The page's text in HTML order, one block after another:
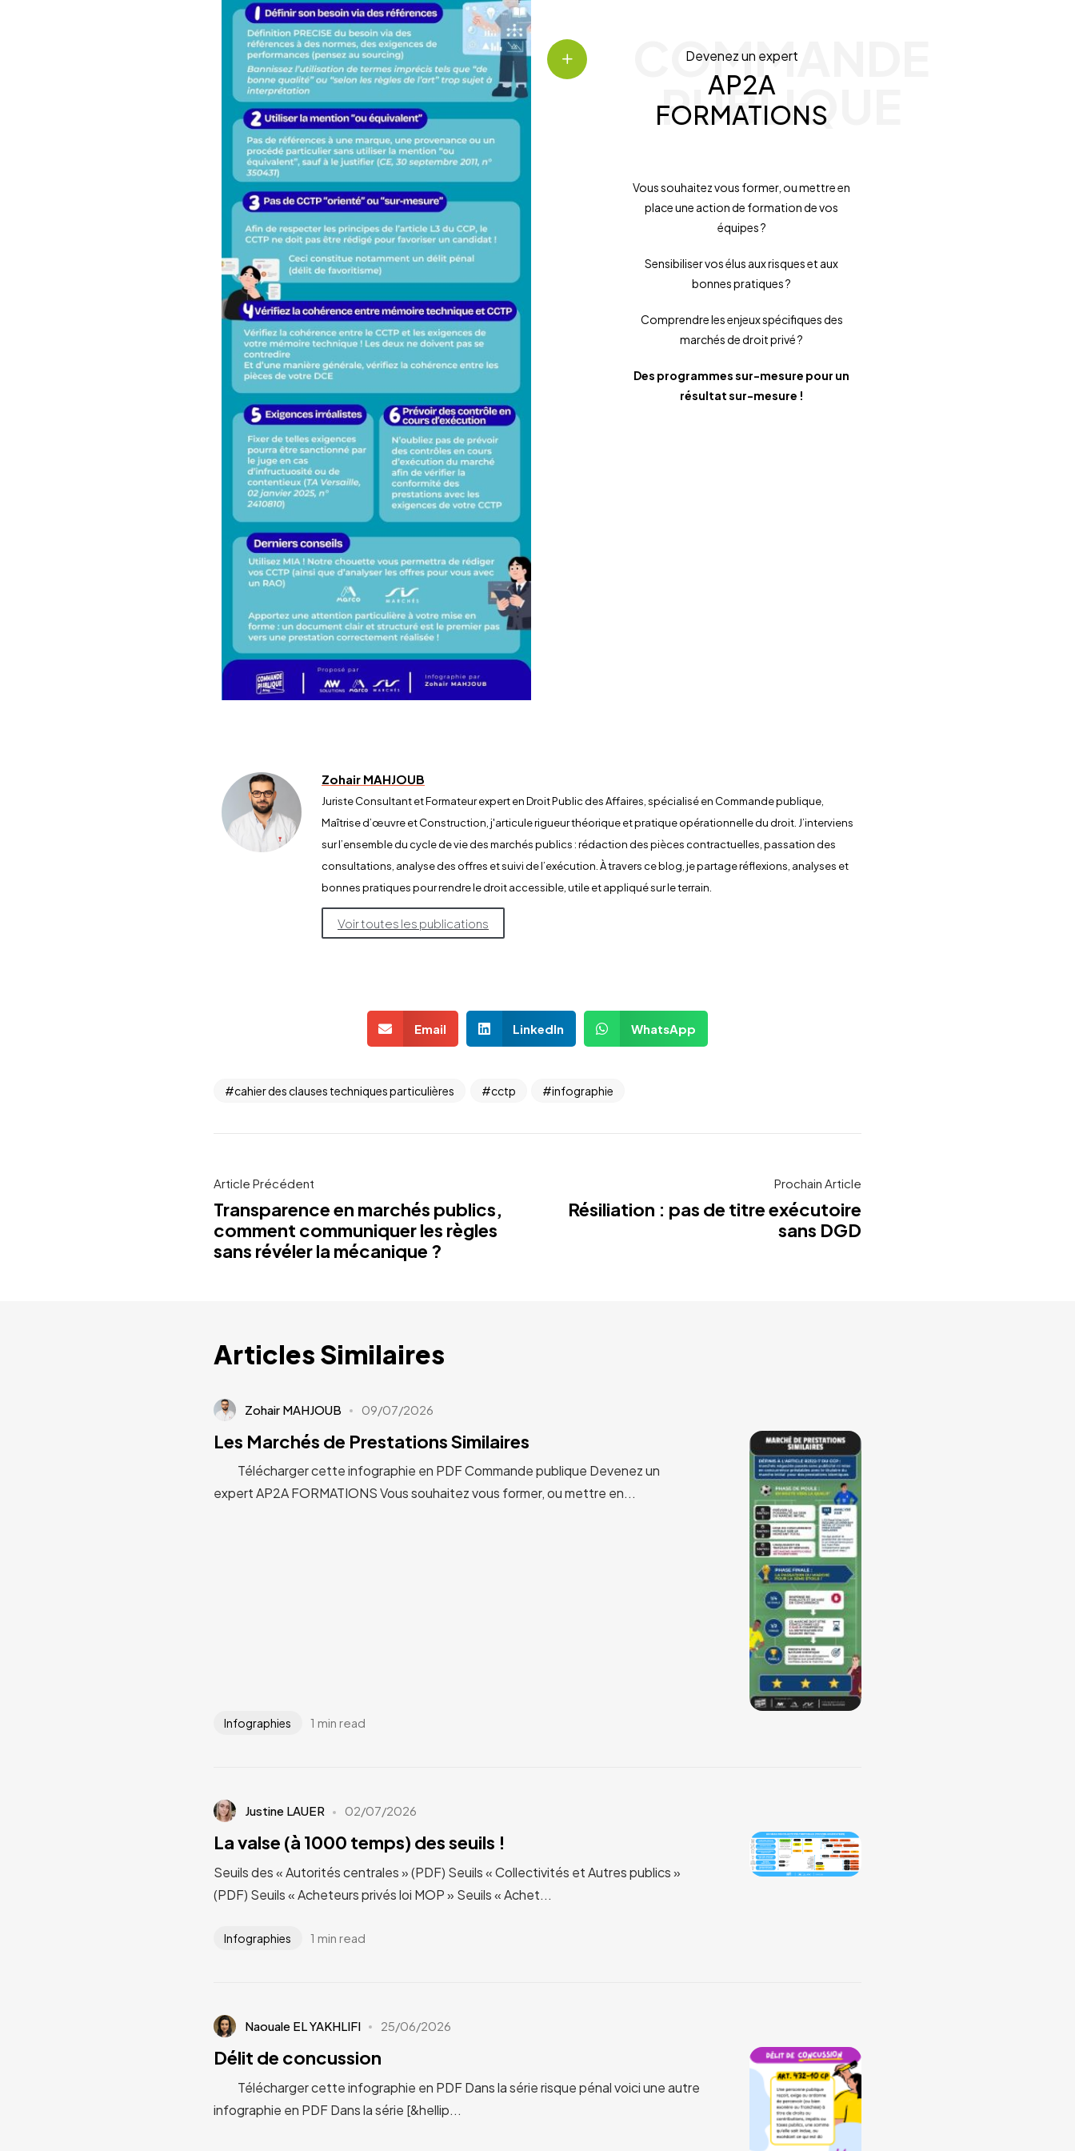
COMMANDE
PUBLIQUE
Devenez un expert
AP2A
FORMATIONS
Vous souhaitez vous former, ou mettre en
place une action de formation de vos
équipes ?
Sensibiliser vos élus aux risques et aux
bonnes pratiques ?
Comprendre les enjeux spécifiques des
marchés de droit privé ?
Des programmes sur-mesure pour un
résultat sur-mesure !
Zohair MAHJOUB
Juriste Consultant et Formateur expert en Droit Public des Affaires, spécialisé en Commande publique,
Maîtrise d’œuvre et Construction, j'articule rigueur théorique et pratique opérationnelle du droit. J’interviens
sur l’ensemble du cycle de vie des marchés publics : rédaction des pièces contractuelles, passation des
consultations, analyse des offres et suivi de l’exécution. À travers ce blog, je partage réflexions, analyses et
bonnes pratiques pour rendre le droit accessible, utile et appliqué sur le terrain.
Voir toutes les publications
Email LinkedIn WhatsApp
cahier des clauses techniques particulières cctp infographie
Article Précédent
Transparence en marchés publics,
comment communiquer les règles
sans révéler la mécanique ?
Prochain Article
Résiliation : pas de titre exécutoire
sans DGD
Articles Similaires
Zohair MAHJOUB 09/07/2026
Les Marchés de Prestations Similaires
Télécharger cette infographie en PDF Commande publique Devenez un
expert AP2A FORMATIONS Vous souhaitez vous former, ou mettre en...
Infographies 1 min read
Justine LAUER 02/07/2026
La valse (à 1000 temps) des seuils !
Seuils des « Autorités centrales » (PDF) Seuils « Collectivités et Autres publics »
(PDF) Seuils « Acheteurs privés loi MOP » Seuils « Achet...
Infographies 1 min read
Naouale EL YAKHLIFI 25/06/2026
Délit de concussion
Télécharger cette infographie en PDF Dans la série risque pénal voici une autre
infographie en PDF Dans la série [&hellip...